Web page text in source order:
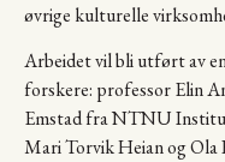
øvrige kulturelle
Arbeidet vil bli utført av
forskere: professor Elin
Emstad fra NTNU
Mari Torvik Heian og Ola